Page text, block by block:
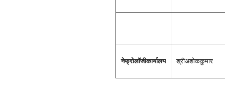
नेफ्रोलॉजीकार्यालय श्रीअशोककुमार